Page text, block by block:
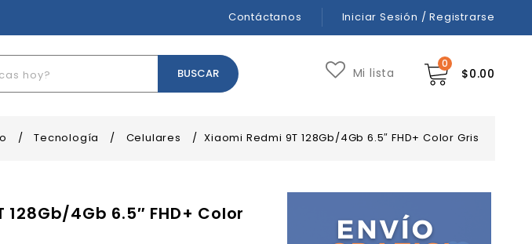
Contáctanos Iniciar Sesión / Registrarse
0
$0.00
Mi lista
/ Tecnología / Celulares / Xiaomi Redmi 9T 128Gb/4Gb 6.5″ FHD+ Color Gris
4Gb 6.5″ FHD+ Color